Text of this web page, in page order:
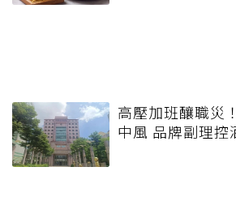
高壓加班釀職災
中風 品牌副理控